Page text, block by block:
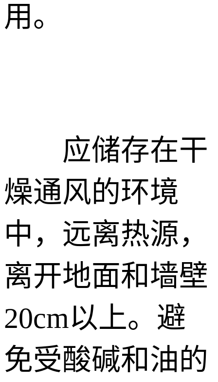
用。
应储存在干
燥通风的环境
中，远离热源，
离开地面和墙壁
20cm以上。避
免受酸碱和油的